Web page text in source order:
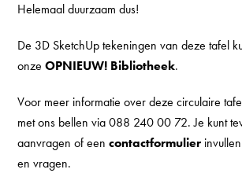
Helemaal duurzaam dus!
De 3D SketchUp tekeningen van deze tafel
onzeOPNIEUW! Bibliotheek.
Voor meer informatie over deze circulaire
met ons bellen via 088 240 00 72. Je kunt
aanvragen of eencontactformulier
en vragen.